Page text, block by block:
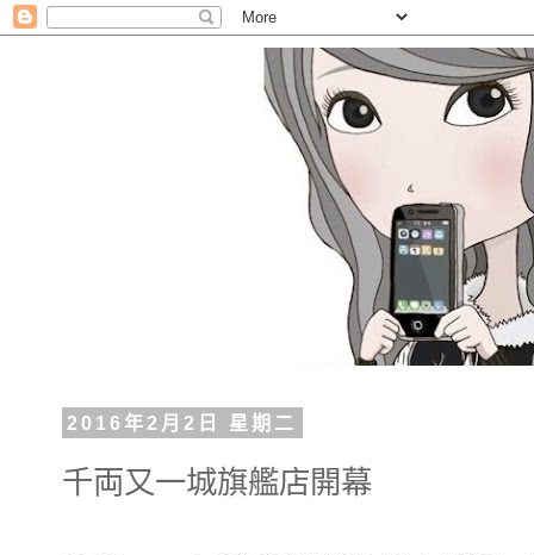
2016年2月2日 星期二
千両又一城旗艦店開幕